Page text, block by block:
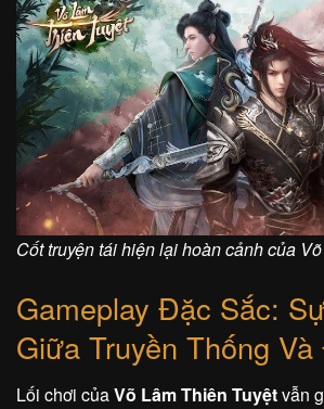
Cốt truyện tái hiện lại hoàn cảnh của
Gameplay Đặc Sắc:
Giữa Truyền Thống
Lối chơi củaVõ Lâm Thiên Tuyệtvẫn